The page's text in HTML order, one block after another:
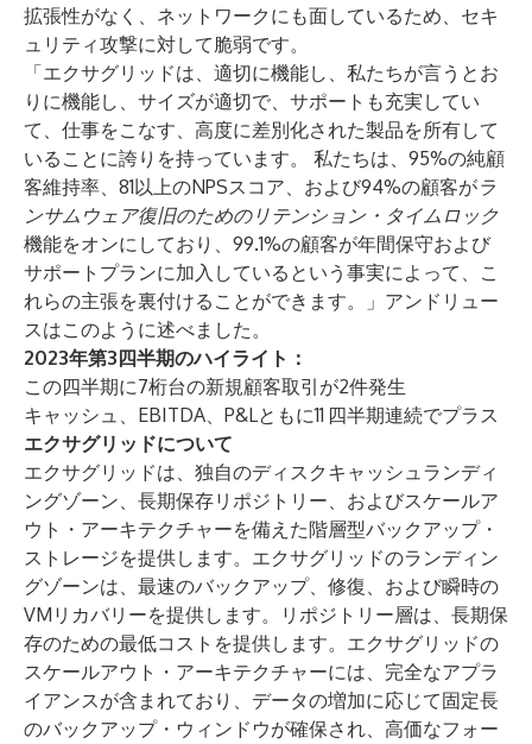
拡張性がなく、ネットワークにも面しているため、セキ
ュリティ攻撃に対して脆弱です。
「エクサグリッドは、適切に機能し、私たちが言うとお
りに機能し、サイズが適切で、サポートも充実してい
て、仕事をこなす、高度に差別化された製品を所有して
いることに誇りを持っています。 私たちは、95%の純顧
客維持率、81以上のNPSスコア、および94%の顧客がラ
ンサムウェア復旧のためのリテンション・タイムロック
機能をオンにしており、99.1%の顧客が年間保守および
サポートプランに加入しているという事実によって、こ
れらの主張を裏付けることができます。」アンドリュー
スはこのように述べました。
2023年第3四半期のハイライト：
この四半期に7桁台の新規顧客取引が2件発生
キャッシュ、EBITDA、P&Lともに11 四半期連続でプラス
エクサグリッドについて
エクサグリッドは、独自のディスクキャッシュランディ
ングゾーン、長期保存リポジトリー、およびスケールア
ウト・アーキテクチャーを備えた階層型バックアップ・
ストレージを提供します。エクサグリッドのランディン
グゾーンは、最速のバックアップ、修復、および瞬時の
VMリカバリーを提供します。リポジトリー層は、長期保
存のための最低コストを提供します。エクサグリッドの
スケールアウト・アーキテクチャーには、完全なアプラ
イアンスが含まれており、データの増加に応じて固定長
のバックアップ・ウィンドウが確保され、高価なフォー